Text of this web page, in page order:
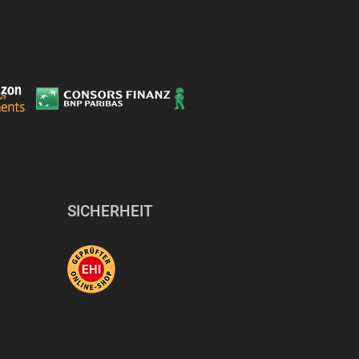
SICHERHEIT